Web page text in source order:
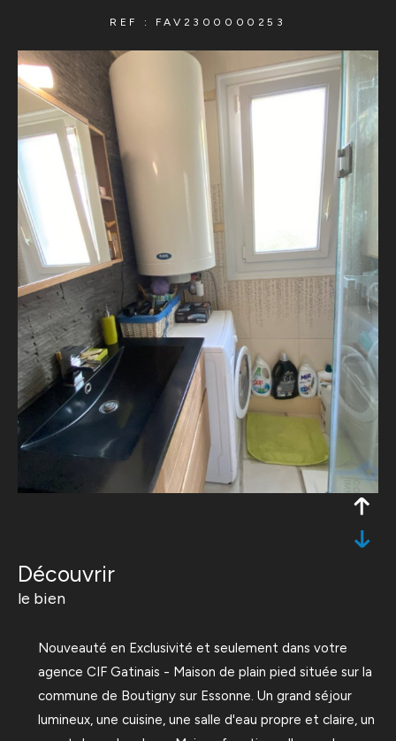
REF : FAV2300000253
découvrir
le bien
Nouveauté en Exclusivité et seulement dans votre
agence CIF Gatinais - Maison de plain pied située sur la
commune de Boutigny sur Essonne. Un grand séjour
lumineux, une cuisine, une salle d'eau propre et claire, un